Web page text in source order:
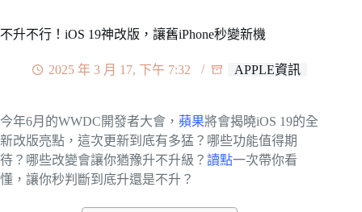
不升不行！iOS 19神改版，讓舊iPhone秒變新機
2025 年 3 月 17, 下午 7:32 APPLE資訊
今年6月的WWDC開發者大會， 蘋果將會揭曉iOS 19的全
新改版亮點，這次更新到底有多猛？哪些功能值得期
待？哪些改變會讓你猶豫升不升級？ 讀點一次帶你看
懂，讓你秒判斷到底升還是不升？